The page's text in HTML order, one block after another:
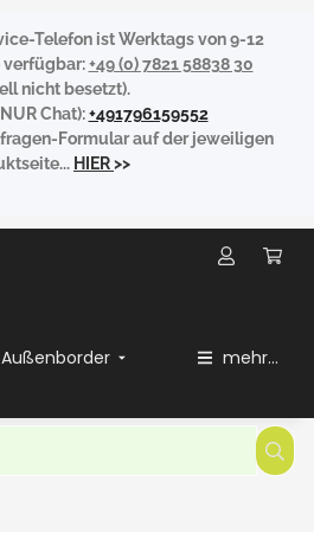
Telefon ist Werktags von 9-12
verfügbar:+49 (0) 7821 58838 30
nicht besetzt).
Chat):+491796159552
Formular auf der jeweiligen
HIER>>
Außenborder mehr...